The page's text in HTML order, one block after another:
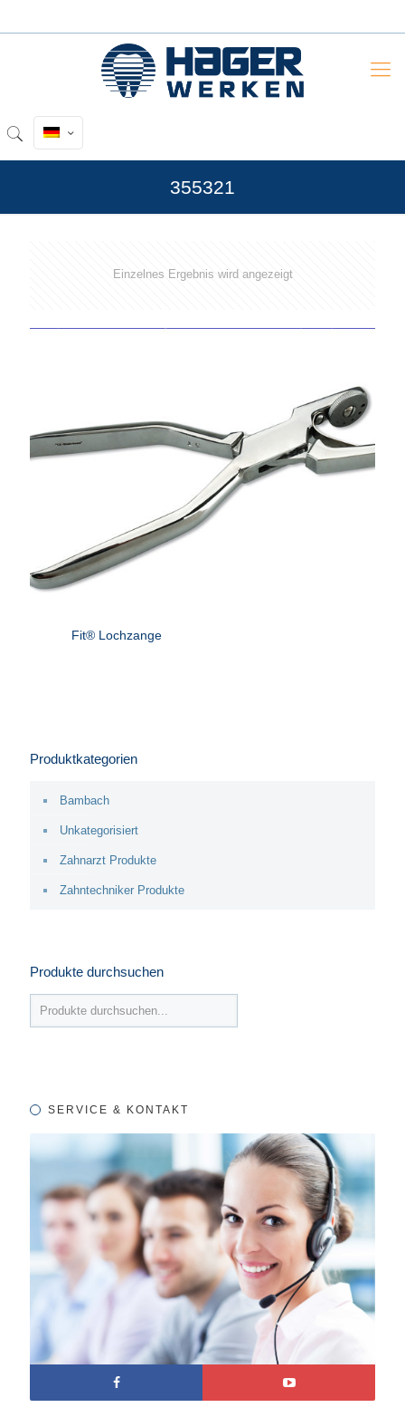
355321
Einzelnes Ergebnis wird angezeigt
Fit® Lochzange
Produktkategorien
Bambach
Unkategorisiert
Zahnarzt Produkte
Zahntechniker Produkte
Produkte durchsuchen
SERVICE & KONTAKT